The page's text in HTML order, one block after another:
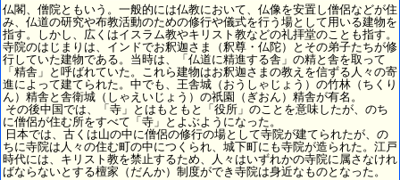
仏閣、僧院ともいう。一般的には仏教において、仏像を安置し僧侶などが住
み、仏道の研究や布教活動のための修行や儀式を行う場として用いる建物を
指す。しかし、広くはイスラム教やキリスト教などの礼拝堂のことも指す。
寺院のはじまりは、インドでお釈迦さま（釈尊・仏陀）とその弟子たちが修
行していた建物である。当時は、「仏道に精進する舎」の精と舎を取って
「精舎」と呼ばれていた。これら建物はお釈迦さまの教えを信ずる人々の寄
進によって建てられた。中でも、王舎城（おうしゃじょう）の竹林（ちくり
ん）精舎と舎衛城（しゃえいじょう）の祇園（ぎおん）精舎が有名。
その後中国では、「寺」とはもともと「役所」のことを意味したが、のち
に僧侶が住む所をすべて「寺」とよぶようになった。
日本では、古くは山の中に僧侶の修行の場として寺院が建てられたが、の
ちに寺院は人々の住む町の中につくられ、城下町にも寺院が造られた。江戸
時代には、キリスト教を禁止するため、人々はいずれかの寺院に属さなけれ
ばならないとする檀家（だんか）制度ができ寺院は身近なものとなった。